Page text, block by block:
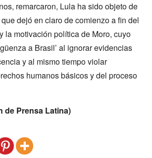
remarcaron, Lula ha sido objeto de
dejó en claro de comienzo a fin del
la motivación política de Moro, cuyo
a Brasil’ al ignorar evidencias
y al mismo tiempo violar
humanos básicos y del proceso
de Prensa Latina)